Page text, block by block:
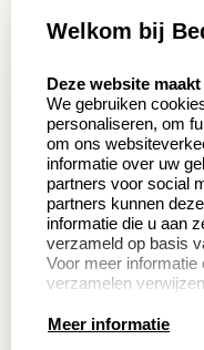
Wederverkoper
worden
Sale
Betaling &
Productinformatie:
Instructie voor
Welkom bij
Deze website
We gebruiken
personaliseren, om
om ons
informatie over uw
partners voor social
partners kunnen
informatie die u aan
verzameld op basis
Voor meer
verzamelen
Meer informatie